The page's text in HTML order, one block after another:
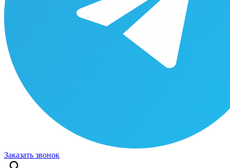
Заказать звонок